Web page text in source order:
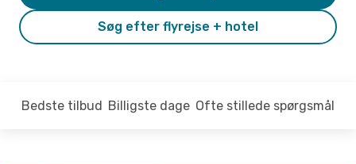
Søg efter flyrejse + hotel
Bedste tilbud Billigste dage Ofte stillede spørgsmål